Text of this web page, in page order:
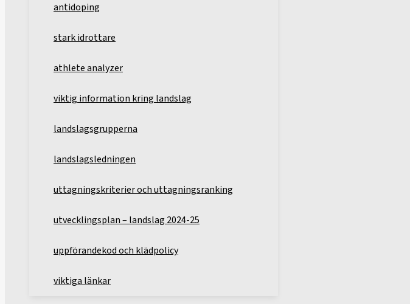
antidoping
stark idrottare
athlete analyzer
viktig information kring landslag
landslagsgrupperna
landslagsledningen
uttagningskriterier och uttagningsranking
utvecklingsplan – landslag 2024-25
uppförandekod och klädpolicy
viktiga länkar